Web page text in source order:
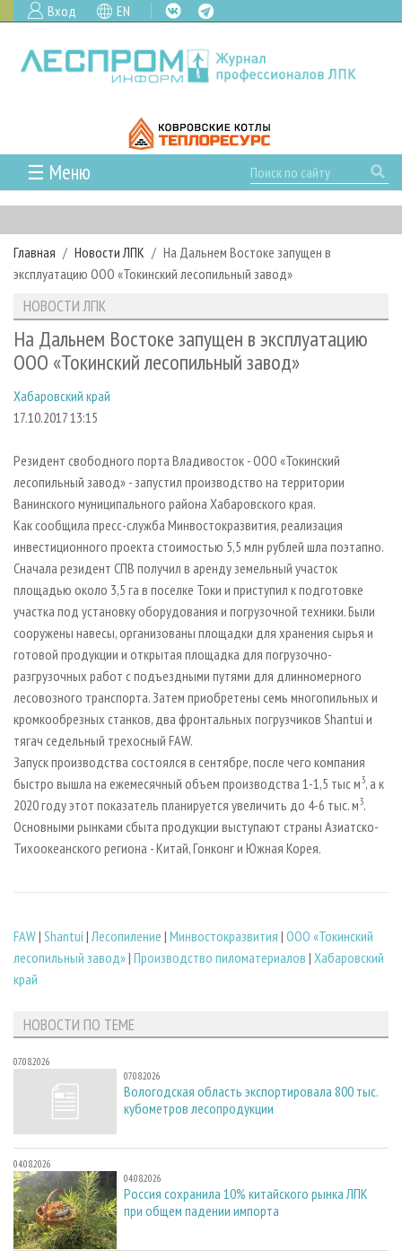
Вход EN
☰ Меню
ГЛАВНАЯ
РУБРИКИ И ТЕМЫ
РУБРИКИ ЖУРНАЛА
ЛЕСОЗАГОТОВКА
ЛЕСОПИЛЕНИЕ
СУШКА ДРЕВЕСИНЫ
ДЕРЕВЯННОЕ ДОМОСТРОЕНИЕ
ПРОИЗВОДСТВО МЕБЕЛИ
БИОЭНЕРГЕТИКА
ЦБП
ИНСТРУМЕНТ И МАТЕРИАЛЫ
НОВОСТИ
НОВОСТИ ЛПК
НОВОСТИ ЖУРНАЛА
ПРОЕКТЫ ЛПИ
АНАЛИТИКА
ПРЕДПРИЯТИЯ ЛПК
ПЕРСОНЫ
ОФИЦИАЛЬНЫЕ ДЕЛЕГАЦИИ
ПРИОРИТЕТНЫЕ ИНВЕСТПРОЕКТЫ
RUSSIAN FORESTRY REVIEW
ГАЗЕТА ЛЕСПРОМФОРУМ
БИБЛИОТЕКА СПЕЦИАЛИСТА
АРХИВ
АРХИВ ЖУРНАЛОВ
О ЖУРНАЛЕ
ПОДПИСКА
КОНТАКТЫ
РЕКЛАМОДАТЕЛЯМ
РЕКЛАМА
Главная Новости ЛПК
На Дальнем Востоке запущен в
эксплуатацию ООО «Токинский лесопильный завод»
НОВОСТИ ЛПК
На Дальнем Востоке запущен в эксплуатацию
ООО «Токинский лесопильный завод»
Хабаровский край
17.10.2017 13:15
Резидент свободного порта Владивосток - ООО «Токинский
лесопильный завод» - запустил производство на территории
Ванинского муниципального района Хабаровского края.
Как сообщила пресс-служба Минвостокразвития, реализация
инвестиционного проекта стоимостью 5,5 млн рублей шла поэтапно.
Сначала резидент СПВ получил в аренду земельный участок
площадью около 3,5 га в поселке Токи и приступил к подготовке
участка под установку оборудования и погрузочной техники. Были
сооружены навесы, организованы площадки для хранения сырья и
готовой продукции и открытая площадка для погрузочно-
разгрузочных работ с подъездными путями для длинномерного
лесовозного транспорта. Затем приобретены семь многопильных и
кромкообрезных станков, два фронтальных погрузчиков Shantui и
тягач седельный трехосный FAW.
Запуск производства состоялся в сентябре, после чего компания
быстро вышла на ежемесячный объем производства 1-1,5 тыс м3, а к
2020 году этот показатель планируется увеличить до 4-6 тыс. м3.
Основными рынками сбыта продукции выступают страны Азиатско-
Тихоокеанского региона - Китай, Гонконг и Южная Корея.
FAW| Shantui |Лесопиление | Минвостокразвития | ООО «Токинский
лесопильный завод»| Производство пиломатериалов | Хабаровский
край
НОВОСТИ ПО ТЕМЕ
07.08.2026
07.08.2026
Вологодская область экспортировала 800 тыс.
кубометров лесопродукции
04.08.2026
04.08.2026
Россия сохранила 10% китайского рынка ЛПК
при общем падении импорта